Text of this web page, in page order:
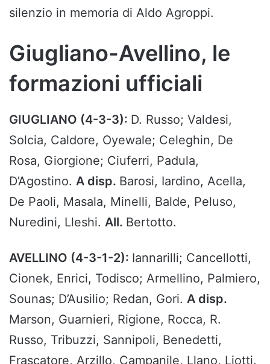
silenzio in memoria di Aldo Agroppi.
Giugliano-Avellino, le
formazioni ufficiali
GIUGLIANO (4-3-3): D. Russo; Valdesi,
Solcia, Caldore, Oyewale; Celeghin, De
Rosa, Giorgione; Ciuferri, Padula,
D’Agostino. A disp. Barosi, Iardino, Acella,
De Paoli, Masala, Minelli, Balde, Peluso,
Nuredini, Lleshi. All. Bertotto.
AVELLINO (4-3-1-2): Iannarilli; Cancellotti,
Cionek, Enrici, Todisco; Armellino, Palmiero,
Sounas; D’Ausilio; Redan, Gori. A disp.
Marson, Guarnieri, Rigione, Rocca, R.
Russo, Tribuzzi, Sannipoli, Benedetti,
Frascatore, Arzillo, Campanile, Llano, Liotti.